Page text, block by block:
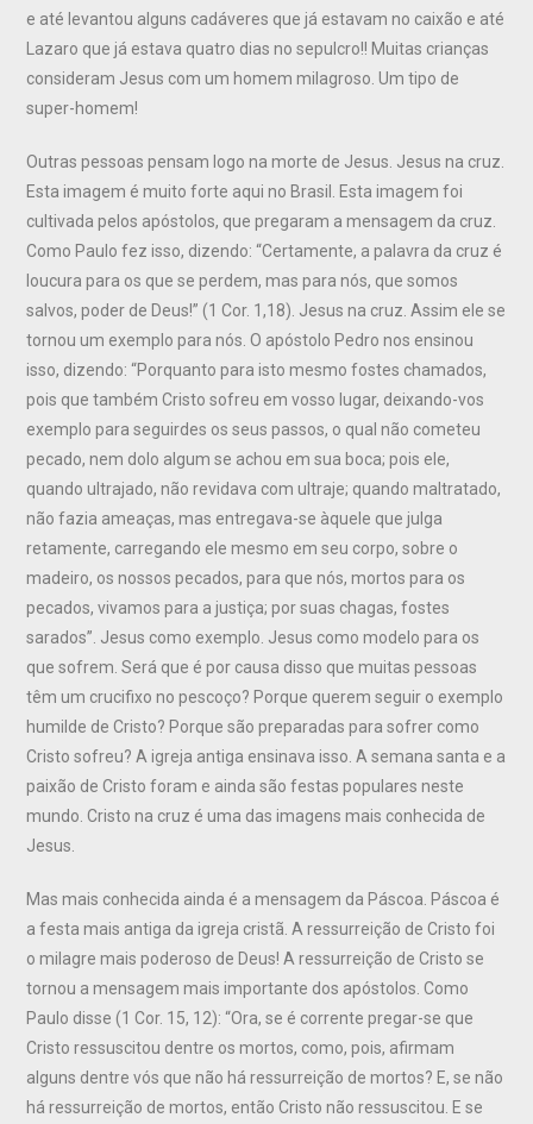
e até levantou alguns cadáveres que já estavam no caixão e até
Lazaro que já estava quatro dias no sepulcro!! Muitas crianças
consideram Jesus com um homem milagroso. Um tipo de
super-homem!
Outras pessoas pensam logo na morte de Jesus. Jesus na cruz.
Esta imagem é muito forte aqui no Brasil. Esta imagem foi
cultivada pelos apóstolos, que pregaram a mensagem da cruz.
Como Paulo fez isso, dizendo: “Certamente, a palavra da cruz é
loucura para os que se perdem, mas para nós, que somos
salvos, poder de Deus!” (1 Cor. 1,18). Jesus na cruz. Assim ele se
tornou um exemplo para nós. O apóstolo Pedro nos ensinou
isso, dizendo: “Porquanto para isto mesmo fostes chamados,
pois que também Cristo sofreu em vosso lugar, deixando-vos
exemplo para seguirdes os seus passos, o qual não cometeu
pecado, nem dolo algum se achou em sua boca; pois ele,
quando ultrajado, não revidava com ultraje; quando maltratado,
não fazia ameaças, mas entregava-se àquele que julga
retamente, carregando ele mesmo em seu corpo, sobre o
madeiro, os nossos pecados, para que nós, mortos para os
pecados, vivamos para a justiça; por suas chagas, fostes
sarados”. Jesus como exemplo. Jesus como modelo para os
que sofrem. Será que é por causa disso que muitas pessoas
têm um crucifixo no pescoço? Porque querem seguir o exemplo
humilde de Cristo? Porque são preparadas para sofrer como
Cristo sofreu? A igreja antiga ensinava isso. A semana santa e a
paixão de Cristo foram e ainda são festas populares neste
mundo. Cristo na cruz é uma das imagens mais conhecida de
Jesus.
Mas mais conhecida ainda é a mensagem da Páscoa. Páscoa é
a festa mais antiga da igreja cristã. A ressurreição de Cristo foi
o milagre mais poderoso de Deus! A ressurreição de Cristo se
tornou a mensagem mais importante dos apóstolos. Como
Paulo disse (1 Cor. 15, 12): “Ora, se é corrente pregar-se que
Cristo ressuscitou dentre os mortos, como, pois, afirmam
alguns dentre vós que não há ressurreição de mortos? E, se não
há ressurreição de mortos, então Cristo não ressuscitou. E se